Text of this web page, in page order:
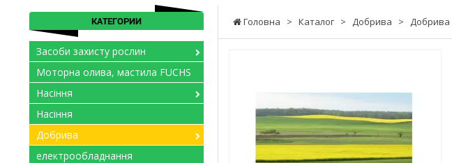
Головна > Каталог > Добрива > Добрива
КАТЕГОРИИ
Засоби захисту рослин
Моторна олива, мастила FUCHS
Насіння
Насіння
Добрива
електрообладнання